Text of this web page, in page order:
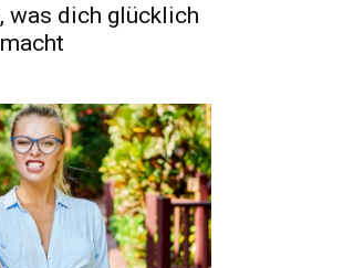
was dich glücklich
macht